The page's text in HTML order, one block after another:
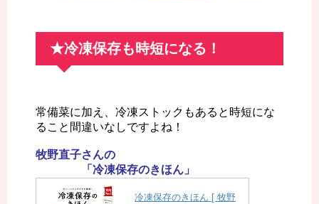
★冷凍保存も時短になる！
常備菜に加え、冷凍ストックもあると時短にな
ること間違いなしですよね！
牧野直子さんの
「冷凍保存のきほん」
冷凍保存のきほん [ 牧野